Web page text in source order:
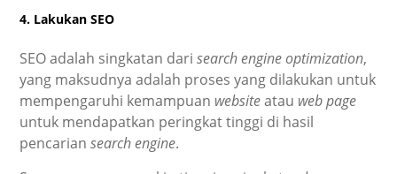
4. Lakukan SEO
SEO adalah singkatan darisearch engine optimization,
yang maksudnya adalah proses yang dilakukan untuk
mempengaruhi kemampuan websiteatau web page
untuk mendapatkan peringkat tinggi di hasil
pencariansearch engine.